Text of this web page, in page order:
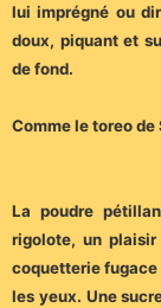
lui imprégné ou
doux, piquant et
de fond.
Comme le toreo
La poudre
rigolote, un plaisir
coquetterie fugace
les yeux. Une